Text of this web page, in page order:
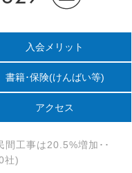
入会メリット
書籍･保険(けんばい等)
アクセス
間工事は20.5%増加･･
社)